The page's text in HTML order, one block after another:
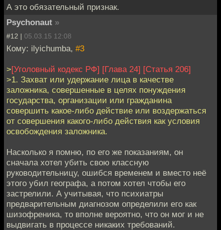
А это обязательный признак.
Psychonaut »
#12 | 05.03.15 12:08
Кому: ilyichumba, #3
>[Уголовный кодекс РФ] [Глава 24] [Статья 206]
>1. Захват или удержание лица в качестве
заложника, совершенные в целях понуждения
государства, организации или гражданина
совершить какое-либо действие или воздержаться
от совершения какого-либо действия как условия
освобождения заложника.
Насколько я помню, по его же показаниям, он
сначала хотел убить свою классную
руководительницу, ошибся временем и вместо неё
этого убил географа, а потом хотел чтобы его
застрелили. А учитывая, что психиатры
предварительным диагнозом определили его как
шизофреника, то вполне вероятно, что он мог и не
выдвигать в процессе никаких требований.